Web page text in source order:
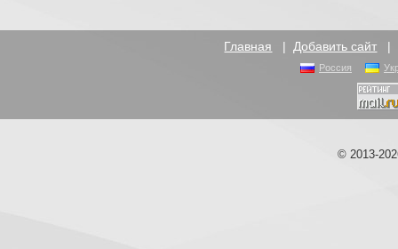
Главная | Добавить сайт |
Россия
© 2013-